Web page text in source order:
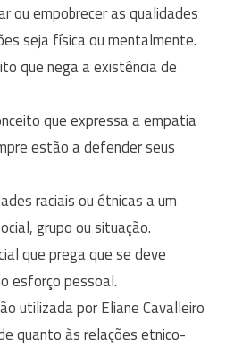
ou empobrecer as qualidades
seja física ou mentalmente.
que nega a existência de
que expressa a empatia
estão a defender seus
raciais ou étnicas a um
grupo ou situação.
que prega que se deve
esforço pessoal.
utilizada por Eliane Cavalleiro
quanto às relações etnico-